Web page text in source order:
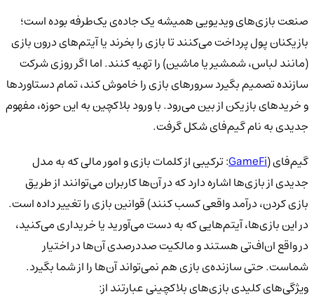
صنعت بازی‌های ویدیویی همیشه یک جاده‌ی یک‌طرفه بوده است؛
بازیکنان پول پرداخت می‌کنند تا بازی را بخرند یا آیتم‌های درون بازی
(مانند لباس، شمشیر یا ماشین) را تهیه کنند. اما اگر روزی شرکت
سازنده تصمیم بگیرد سرورهای بازی را خاموش کند، تمام دستاوردها
و خریدهای بازیکن از بین می‌رود. با ورود بلاکچین به این حوزه، مفهوم
جدیدی به نام گیم‌فای شکل گرفت.
گیم‌فای (GameFi: ترکیبی از کلمات بازی و امور مالی که به مدل
جدیدی از بازی‌ها اشاره دارد که در آن‌ها کاربران می‌توانند از طریق
بازی کردن، درآمد واقعی کسب کنند) قوانین بازی را تغییر داده است.
در این بازی‌ها، آیتم‌هایی که به دست می‌آورید یا خریداری می‌کنید،
در واقع ان‌اف‌تی هستند و مالکیت صددرصدی آن‌ها در اختیار
شماست. حتی سازنده‌ی بازی هم نمی‌تواند آن‌ها را از شما بگیرد.
ویژگی‌های کلیدی بازی‌های بلاکچینی عبارتند از: